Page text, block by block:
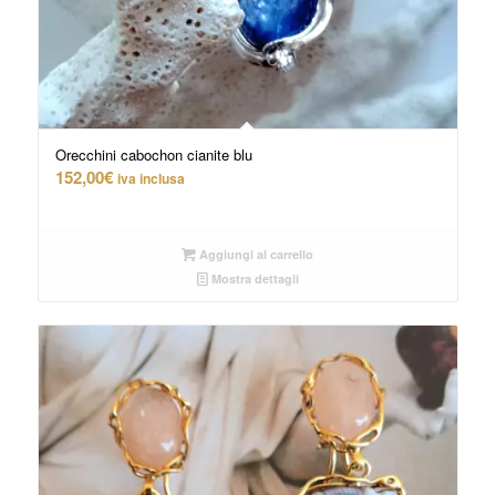
Orecchini cabochon cianite blu
152,00€ iva inclusa
Aggiungi al carrello
Mostra dettagli